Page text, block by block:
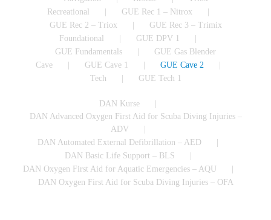
Recreational
GUE Rec 1 – Nitrox
GUE Rec 2 – Triox
GUE Rec 3 – Trimix
Foundational
GUE DPV 1
GUE Fundamentals
GUE Gas Blender
Cave
GUE Cave 1
GUE Cave 2
Tech
GUE Tech 1
DAN Kurse
DAN Advanced Oxygen First Aid for Scuba Diving Injuries –
ADV
DAN Automated External Defibrillation – AED
DAN Basic Life Support – BLS
DAN Oxygen First Aid for Aquatic Emergencies – AQU
DAN Oxygen First Aid for Scuba Diving Injuries – OFA